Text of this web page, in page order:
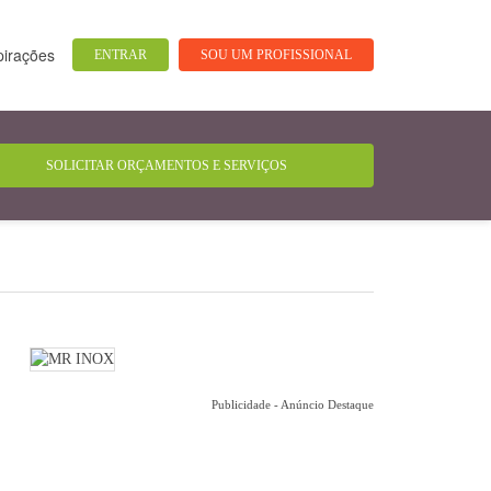
ENTRAR SOU UM PROFISSIONAL
Publicidade - Anúncio Destaque